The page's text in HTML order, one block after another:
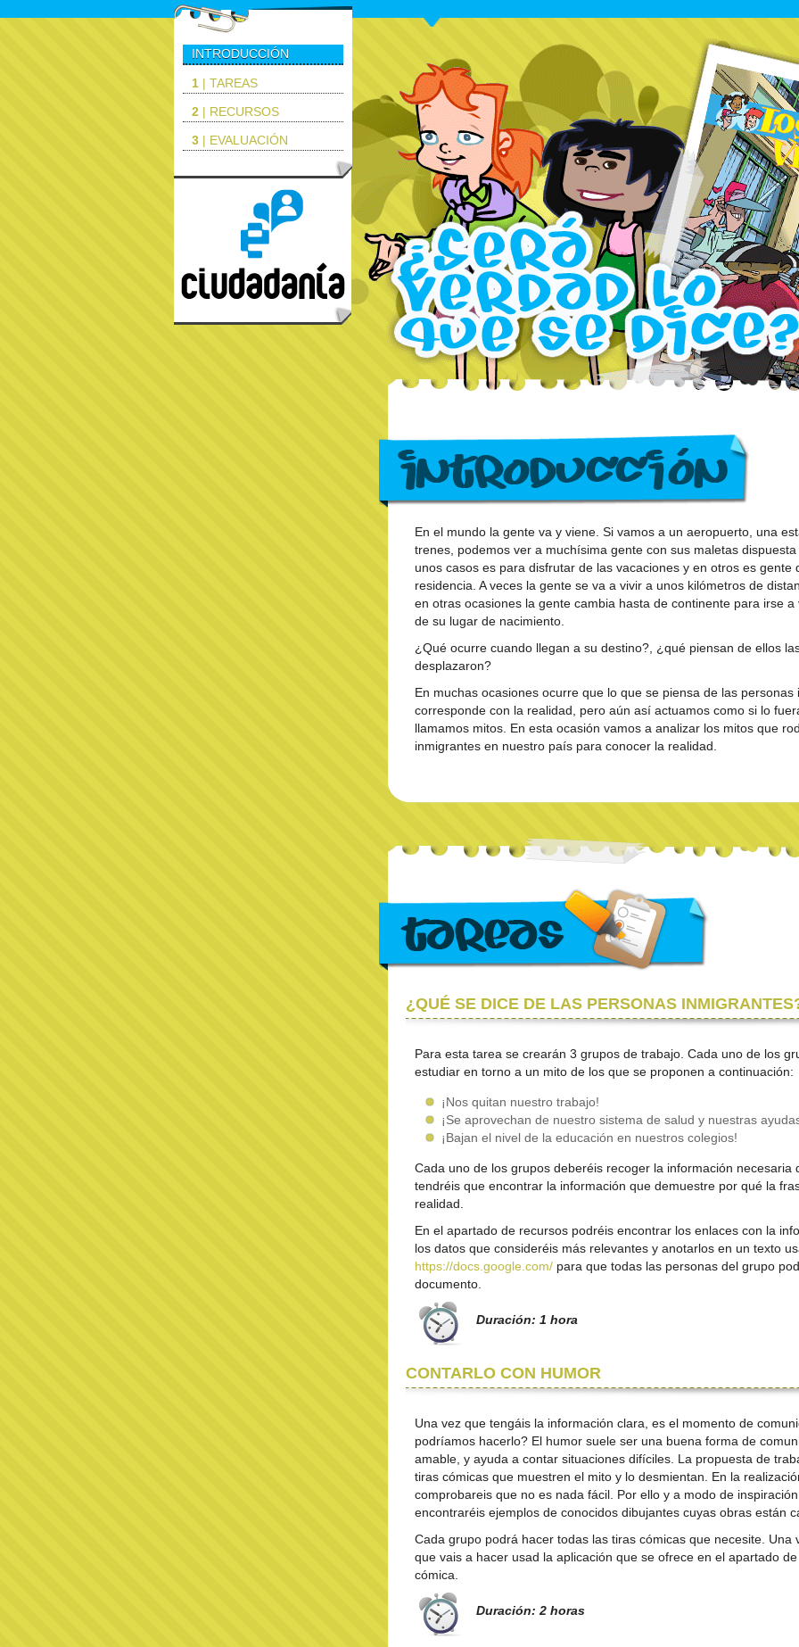
INTRODUCCIÓN
1| TAREAS
2| RECURSOS
3| EVALUACIÓN
En el mundo la gente va y viene. Si vamos a un aeropuerto, una
trenes, podemos ver a muchísima gente con sus maletas
unos casos es para disfrutar de las vacaciones y en otros es gente
residencia. A veces la gente se va a vivir a unos kilómetros de
en otras ocasiones la gente cambia hasta de continente para irse
de su lugar de nacimiento.
¿Qué ocurre cuando llegan a su destino?, ¿qué piensan de ellos
desplazaron?
En muchas ocasiones ocurre que lo que se piensa de las personas
corresponde con la realidad, pero aún así actuamos como si lo
llamamos mitos. En esta ocasión vamos a analizar los mitos que
inmigrantes en nuestro país para conocer la realidad.
¿QUÉ SE DICE DE LAS PERSONAS
Para esta tarea se crearán 3 grupos de trabajo. Cada uno de los
estudiar en torno a un mito de los que se proponen a continuación:
¡Nos quitan nuestro trabajo!
¡Se aprovechan de nuestro sistema de salud y nuestras
¡Bajan el nivel de la educación en nuestros colegios!
Cada uno de los grupos deberéis recoger la información necesaria
tendréis que encontrar la información que demuestre por qué la
realidad.
En el apartado de recursos podréis encontrar los enlaces con la
los datos que consideréis más relevantes y anotarlos en un texto
https://docs.google.com/para que todas las personas del grupo
documento.
Duración: 1 hora
CONTARLO CON HUMOR
Una vez que tengáis la información clara, es el momento de
podríamos hacerlo? El humor suele ser una buena forma de
amable, y ayuda a contar situaciones difíciles. La propuesta de
tiras cómicas que muestren el mito y lo desmientan. En la
comprobareis que no es nada fácil. Por ello y a modo de
encontraréis ejemplos de conocidos dibujantes cuyas obras están
Cada grupo podrá hacer todas las tiras cómicas que necesite. Una
que vais a hacer usad la aplicación que se ofrece en el apartado
cómica.
Duración: 2 horas